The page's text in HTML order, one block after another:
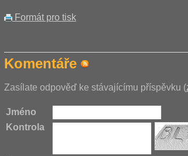
Formát pro tisk
Komentáře
Zasílate odpověď ke stávajícímu příspěvku (
Jméno
Kontrola